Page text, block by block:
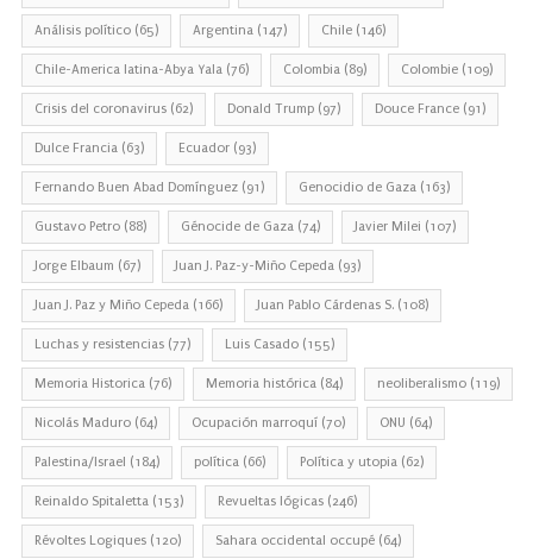
Análisis político (65) Argentina (147) Chile (146)
Chile-America latina-Abya Yala (76) Colombia (89) Colombie (109)
Crisis del coronavirus (62) Donald Trump (97) Douce France (91)
Dulce Francia (63) Ecuador (93)
Fernando Buen Abad Domínguez (91) Genocidio de Gaza (163)
Gustavo Petro (88) Génocide de Gaza (74) Javier Milei (107)
Jorge Elbaum (67) Juan J. Paz-y-Miño Cepeda (93)
Juan J. Paz y Miño Cepeda (166) Juan Pablo Cárdenas S. (108)
Luchas y resistencias (77) Luis Casado (155)
Memoria Historica (76) Memoria histórica (84) neoliberalismo (119)
Nicolás Maduro (64) Ocupación marroquí (70) ONU (64)
Palestina/Israel (184) política (66) Política y utopia (62)
Reinaldo Spitaletta (153) Revueltas lógicas (246)
Révoltes Logiques (120) Sahara occidental occupé (64)